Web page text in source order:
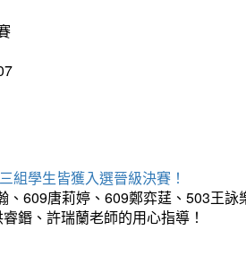
組學生皆獲入選晉級決賽！
、609唐莉婷、609鄭弈莛、503王
鍲、許瑞蘭老師的用心指導！